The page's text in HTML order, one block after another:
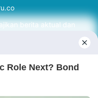
berita aktual dan
sumber yang tepat.